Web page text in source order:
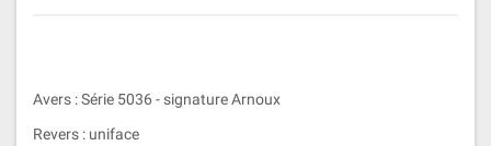
Avers : Série 5036 - signature Arnoux
Revers : uniface